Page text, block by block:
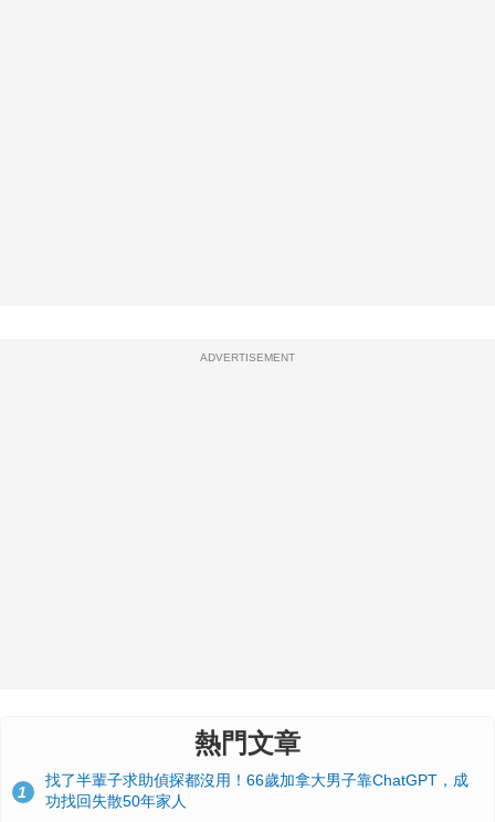
ADVERTISEMENT
熱門文章
1
找了半輩子求助偵探都沒用！66歲加拿大男子靠ChatGPT，成
功找回失散50年家人